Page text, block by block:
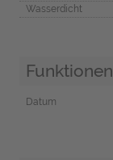
Wasserdicht
Funktionen
Datum